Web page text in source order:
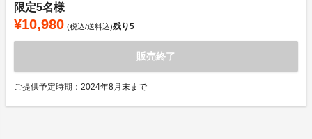
限定5名様
¥10,980 (税込/送料込)残り5
販売終了
ご提供予定時期：2024年8月末まで